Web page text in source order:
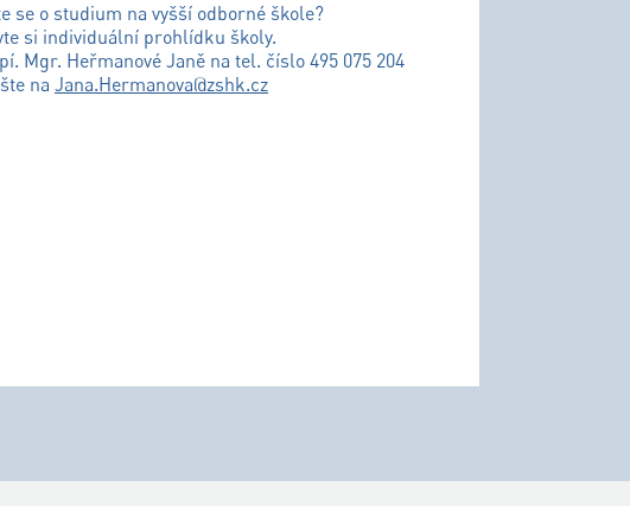
se o studium na vyšší odborné škole?
si individuální prohlídku školy.
Mgr. Heřmanové Janě na tel. číslo 495 075 204
na Jana.Hermanova@zshk.cz